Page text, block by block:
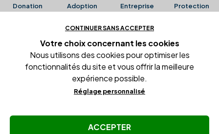
Donation Adoption Entreprise Protection
Ces avis proviennent directement de la fiche Google
Business de l'office notarial. Ils n'ont ni été collectés ni
été vérifiés par Alexia.fr.
Conditions générales d'utilisation
Gestion des cookies
CONTINUER SANS ACCEPTER
Votre choix concernant les cookies
Nous utilisons des cookies pour optimiser les
fonctionnalités du site et vous offrir la meilleure
expérience possible.
Réglage personnalisé
ACCEPTER